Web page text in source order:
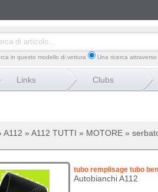
Links Clubs
in questo modello di vettura Una ricerca
A112 » A112 TUTTI » MOTORE »
tubo remplisage tubo
Autobianchi A112